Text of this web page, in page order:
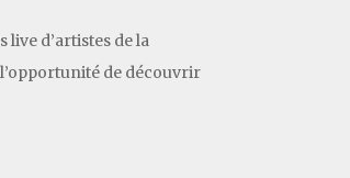
d’artistes de la
de découvrir